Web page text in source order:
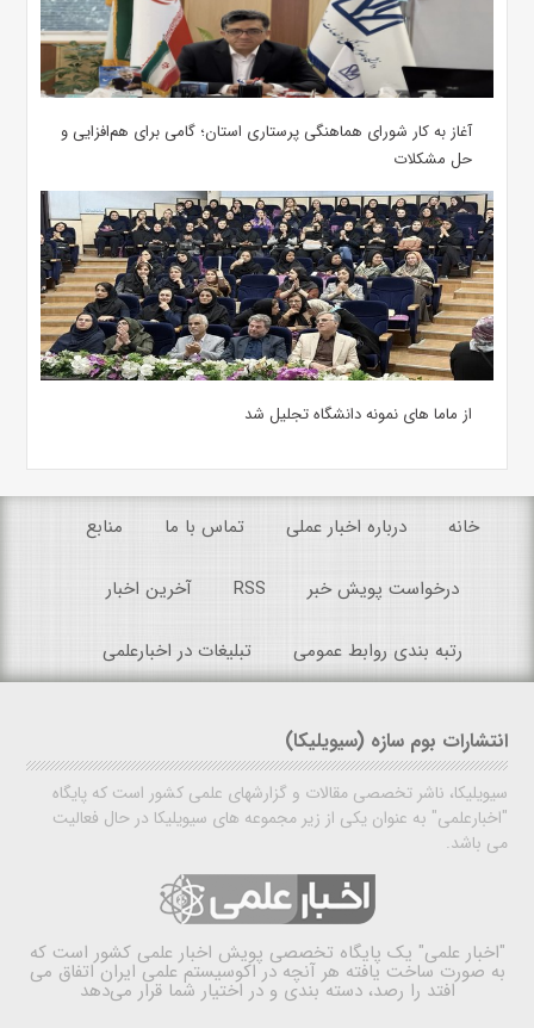
آغاز به کار شورای هماهنگی پرستاری استان؛ گامی برای هم‌افزایی و
حل مشکلات
از ماما های نمونه دانشگاه تجلیل شد
خانه درباره اخبار عملی تماس با ما منابع
درخواست پویش خبر RSS آخرین اخبار
رتبه بندی روابط عمومی تبلیغات در اخبارعلمی
انتشارات بوم سازه (سیویلیکا)
سیویلیکا، ناشر تخصصی مقالات و گزارشهای علمی کشور است که پایگاه
"اخبارعلمی" به عنوان یکی از زیر مجموعه های سیویلیکا در حال فعالیت
می باشد.
"اخبار علمی" یک پایگاه تخصصی پویش اخبار علمی کشور است که
به صورت ساخت یافته هر آنچه در اکوسیستم علمی ایران اتفاق می
افتد را رصد، دسته بندی و در اختیار شما قرار می‌دهد